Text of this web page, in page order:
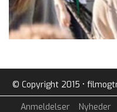
© Copyright 2015 •
Anmeldelser Nyheder